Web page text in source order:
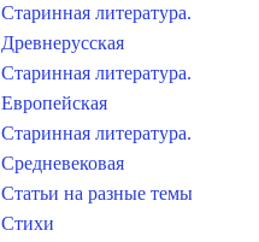
Старинная литература.
Древнерусская
Старинная литература.
Европейская
Старинная литература.
Средневековая
Статьи на разные темы
Стихи